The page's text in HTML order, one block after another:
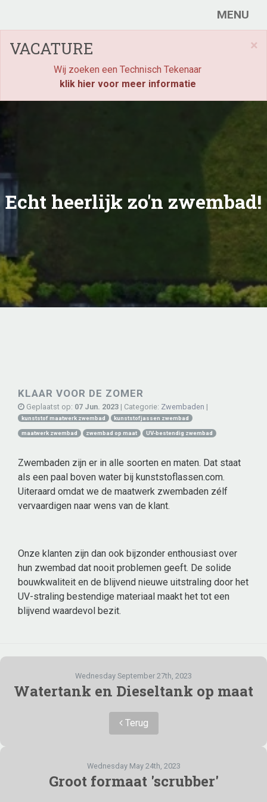
MENU
×
VACATURE
Wij zoeken een Technisch Tekenaar
klik hier voor meer informatie
Echt heerlijk zo'n zwembad!
KLAAR VOOR DE ZOMER
Geplaatst op: 07 Jun. 2023 | Categorie: Zwembaden |
kunststof maatwerk zwembad kunststofjassen zwembad
maatwerk zwembad zwembad op maat UV-bestendig zwembad
Zwembaden zijn er in alle soorten en maten. Dat staat
als een paal boven water bij kunststoflassen.com.
Uiteraard omdat we de maatwerk zwembaden zélf
vervaardigen naar wens van de klant.
Onze klanten zijn dan ook bijzonder enthousiast over
hun zwembad dat nooit problemen geeft. De solide
bouwkwaliteit en de blijvend nieuwe uitstraling door het
UV-straling bestendige materiaal maakt het tot een
blijvend waardevol bezit.
Wednesday September 27th, 2023
Watertank en Dieseltank op maat
Terug
Wednesday May 24th, 2023
Groot formaat 'scrubber'